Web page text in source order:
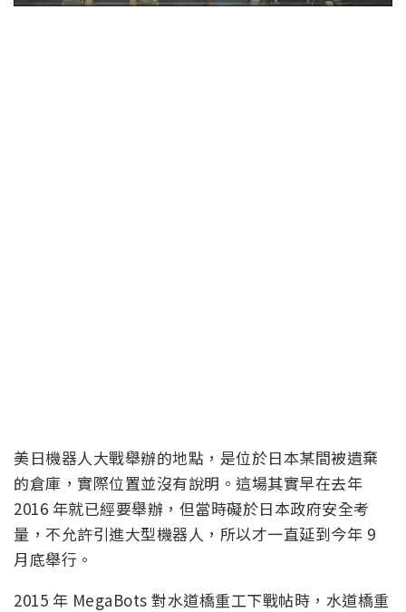
美日機器人大戰舉辦的地點，是位於日本某間被遺棄
的倉庫，實際位置並沒有說明。這場其實早在去年
2016 年就已經要舉辦，但當時礙於日本政府安全考
量，不允許引進大型機器人，所以才一直延到今年 9
月底舉行。
2015 年 MegaBots 對水道橋重工下戰帖時，水道橋重